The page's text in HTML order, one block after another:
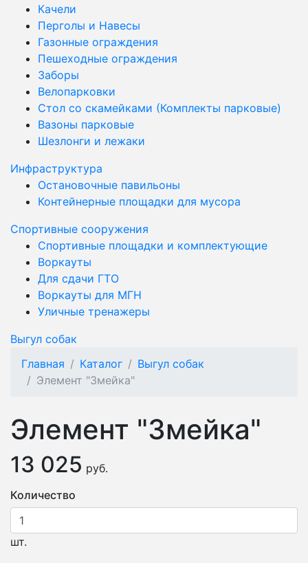
Качели
Перголы и Навесы
Газонные ограждения
Пешеходные ограждения
Заборы
Велопарковки
Стол со скамейками (Комплекты парковые)
Вазоны парковые
Шезлонги и лежаки
Инфраструктура
Остановочные павильоны
Контейнерные площадки для мусора
Спортивные сооружения
Спортивные площадки и комплектующие
Воркауты
Для сдачи ГТО
Воркауты для МГН
Уличные тренажеры
Выгул собак
Главная
Каталог
Выгул собак
Элемент "Змейка"
Элемент "Змейка"
13 025 руб.
Количество
шт.